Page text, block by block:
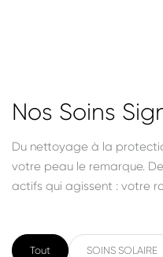
Nos Soins
Du nettoyage à la
votre peau le remarque.
actifs qui agissent : votre
Tout SOINS SOLAIRE